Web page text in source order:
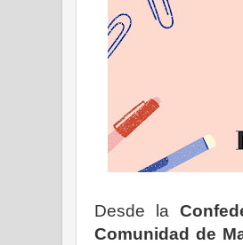
Desde la
Comunidad de